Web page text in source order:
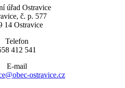
úřad Ostravice
č. p. 577
14 Ostravice
Telefon
412 541
E-mail
ostravice.cz